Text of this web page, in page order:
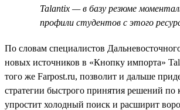
Talantix — в базу резюме
профили студентов с этого
По словам специалистов
новых источников в «Кнопку импорта»
того же Farpost.ru, позволит и дальше
стратегии быстрого принятия решений по
упростит холодный поиск и расширит